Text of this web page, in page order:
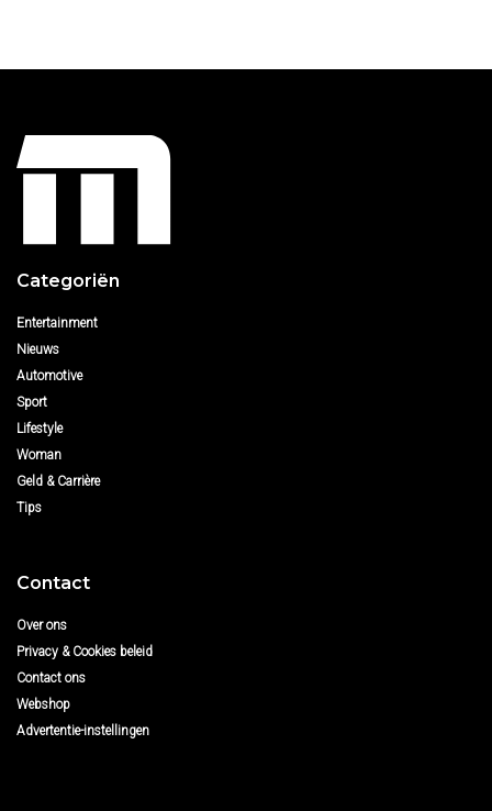
Categoriën
Entertainment
Nieuws
Automotive
Sport
Lifestyle
Woman
Geld & Carrière
Tips
Contact
Over ons
Privacy & Cookies beleid
Contact ons
Webshop
Advertentie-instellingen